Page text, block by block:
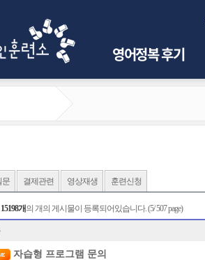
영어정복 후기
문 결제관련 영상재생 훈련신청
15198개의 개의 게시물이 등록되어있습니다. (5/ 507 page)
자습형 프로그램 문의